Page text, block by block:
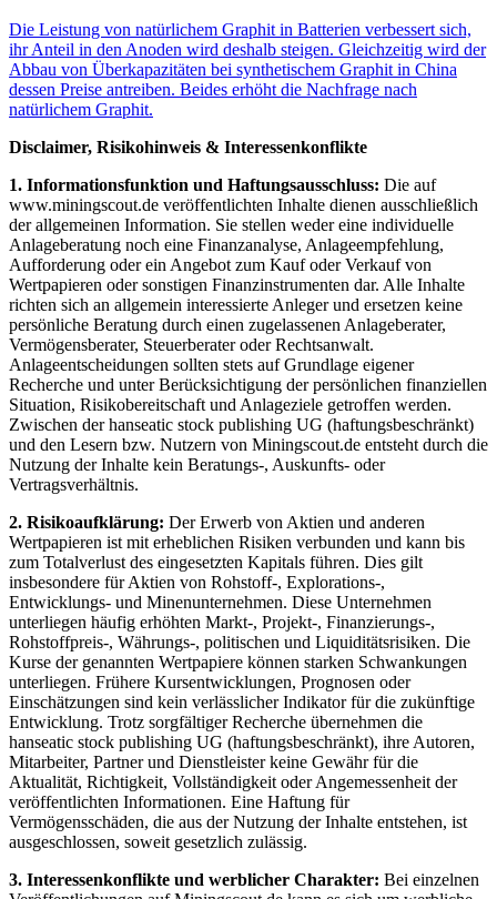
Die Leistung von natürlichem Graphit in Batterien verbessert sich,
ihr Anteil in den Anoden wird deshalb steigen. Gleichzeitig wird der
Abbau von Überkapazitäten bei synthetischem Graphit in China
dessen Preise antreiben. Beides erhöht die Nachfrage nach
natürlichem Graphit.
Disclaimer, Risikohinweis & Interessenkonflikte
1. Informationsfunktion und Haftungsausschluss: Die auf
www.miningscout.de veröffentlichten Inhalte dienen ausschließlich
der allgemeinen Information. Sie stellen weder eine individuelle
Anlageberatung noch eine Finanzanalyse, Anlageempfehlung,
Aufforderung oder ein Angebot zum Kauf oder Verkauf von
Wertpapieren oder sonstigen Finanzinstrumenten dar. Alle Inhalte
richten sich an allgemein interessierte Anleger und ersetzen keine
persönliche Beratung durch einen zugelassenen Anlageberater,
Vermögensberater, Steuerberater oder Rechtsanwalt.
Anlageentscheidungen sollten stets auf Grundlage eigener
Recherche und unter Berücksichtigung der persönlichen finanziellen
Situation, Risikobereitschaft und Anlageziele getroffen werden.
Zwischen der hanseatic stock publishing UG (haftungsbeschränkt)
und den Lesern bzw. Nutzern von Miningscout.de entsteht durch die
Nutzung der Inhalte kein Beratungs-, Auskunfts- oder
Vertragsverhältnis.
2. Risikoaufklärung: Der Erwerb von Aktien und anderen
Wertpapieren ist mit erheblichen Risiken verbunden und kann bis
zum Totalverlust des eingesetzten Kapitals führen. Dies gilt
insbesondere für Aktien von Rohstoff-, Explorations-,
Entwicklungs- und Minenunternehmen. Diese Unternehmen
unterliegen häufig erhöhten Markt-, Projekt-, Finanzierungs-,
Rohstoffpreis-, Währungs-, politischen und Liquiditätsrisiken. Die
Kurse der genannten Wertpapiere können starken Schwankungen
unterliegen. Frühere Kursentwicklungen, Prognosen oder
Einschätzungen sind kein verlässlicher Indikator für die zukünftige
Entwicklung. Trotz sorgfältiger Recherche übernehmen die
hanseatic stock publishing UG (haftungsbeschränkt), ihre Autoren,
Mitarbeiter, Partner und Dienstleister keine Gewähr für die
Aktualität, Richtigkeit, Vollständigkeit oder Angemessenheit der
veröffentlichten Informationen. Eine Haftung für
Vermögensschäden, die aus der Nutzung der Inhalte entstehen, ist
ausgeschlossen, soweit gesetzlich zulässig.
3. Interessenkonflikte und werblicher Charakter: Bei einzelnen